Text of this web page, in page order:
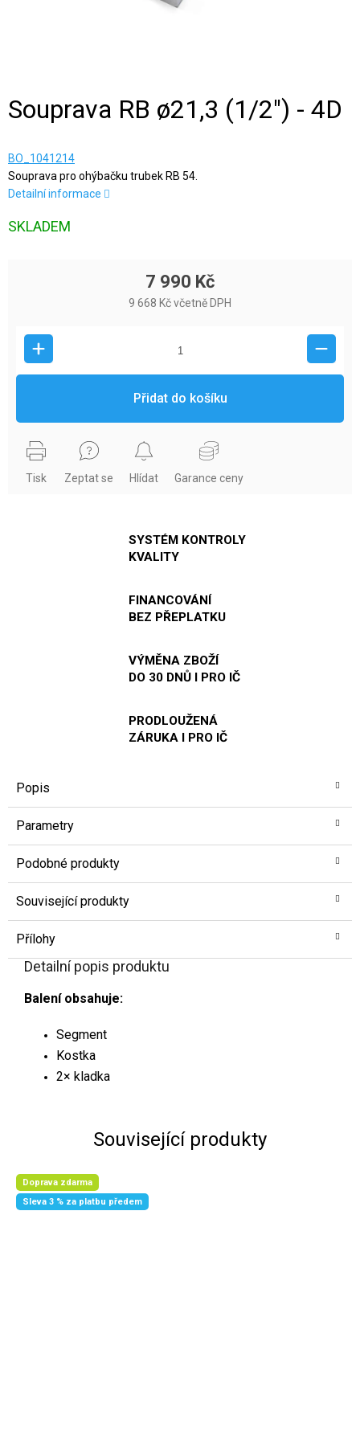
Souprava RB ø21,3 (1/2") - 4D
BO_1041214
Souprava pro ohýbačku trubek RB 54.
Detailní informace
SKLADEM
7 990 Kč
9 668 Kč včetně DPH
Přidat do košíku
Tisk Zeptat se Hlídat Garance ceny
SYSTÉM KONTROLY
KVALITY
FINANCOVÁNÍ
BEZ PŘEPLATKU
VÝMĚNA ZBOŽÍ
DO 30 DNŮ I PRO IČ
PRODLOUŽENÁ
ZÁRUKA I PRO IČ
Popis
Parametry
Podobné produkty
Související produkty
Přílohy
Detailní popis produktu
Balení obsahuje:
Segment
Kostka
2× kladka
Související produkty
Doprava zdarma
Sleva 3 % za platbu předem